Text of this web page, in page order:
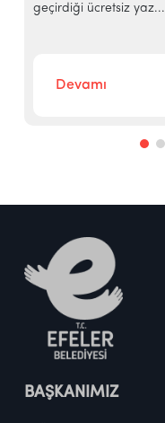
geçirdiği ücretsiz yaz...
Devamı
BAŞKANIMIZ